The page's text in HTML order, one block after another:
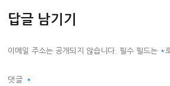
자
답글 남기기
이메일 주소는 공개되지 않습니다. 필수 필드는 *
댓글 *